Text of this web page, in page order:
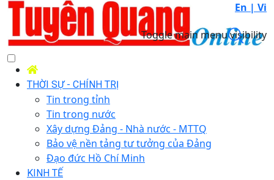
En | Vi
Toggle main menu visibility
THỜI SỰ - CHÍNH TRỊ
Tin trong tỉnh
Tin trong nước
Xây dựng Đảng - Nhà nước - MTTQ
Bảo vệ nền tảng tư tưởng của Đảng
Đạo đức Hồ Chí Minh
KINH TẾ